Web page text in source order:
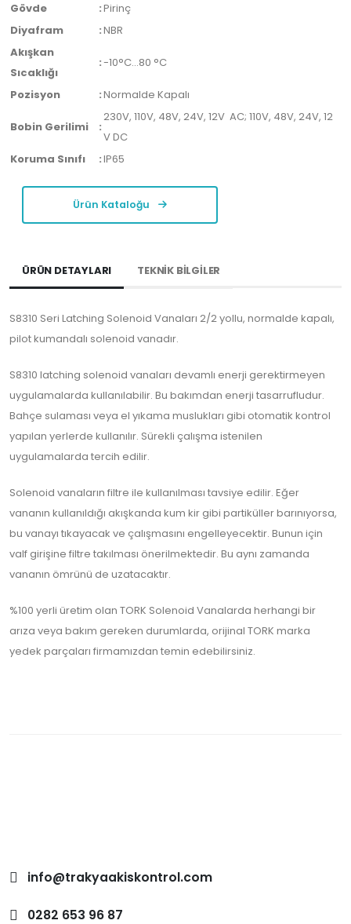
Gövde :Pirinç
Diyafram
:NBR
Akışkan
Sıcaklığı
:-10°C…80 °C
Pozisyon :Normalde Kapalı
Bobin Gerilimi :
230V, 110V, 48V, 24V, 12V AC; 110V, 48V, 24V, 12
V DC
Koruma Sınıfı
:IP65
Ürün Kataloğu
ÜRÜN DETAYLARI TEKNİK BİLGİLER
S8310 Seri Latching Solenoid Vanaları 2/2 yollu, normalde kapalı,
pilot kumandalı solenoid vanadır.
S8310 latching solenoid vanaları devamlı enerji gerektirmeyen
uygulamalarda kullanılabilir. Bu bakımdan enerji tasarrufludur.
Bahçe sulaması veya el yıkama muslukları gibi otomatik kontrol
yapılan yerlerde kullanılır. Sürekli çalışma istenilen
uygulamalarda tercih edilir.
Solenoid vanaların filtre ile kullanılması tavsiye edilir. Eğer
vananın kullanıldığı akışkanda kum kir gibi partiküller barınıyorsa,
bu vanayı tıkayacak ve çalışmasını engelleyecektir. Bunun için
valf girişine filtre takılması önerilmektedir. Bu aynı zamanda
vananın ömrünü de uzatacaktır.
%100 yerli üretim olan TORK Solenoid Vanalarda herhangi bir
arıza veya bakım gereken durumlarda, orijinal TORK marka
yedek parçaları firmamızdan temin edebilirsiniz.
info@trakyaakiskontrol.com
0282 653 96 87